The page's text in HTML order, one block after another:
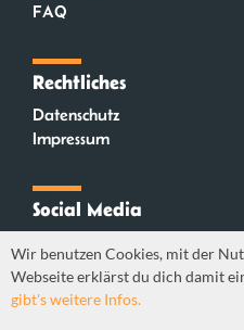
FAQ
Rechtliches
Datenschutz
Impressum
Social Media
Mastodon
Wir benutzen Cookies, mit der
Webseite erklärst du dich damit
gibt's weitere Infos.